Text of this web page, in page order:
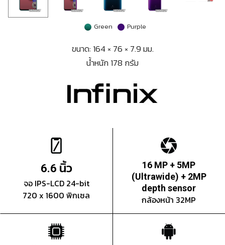
Green Purple
ขนาด: 164 × 76 × 7.9 มม.
น้ำหนัก 178 กรัม
6.6 นิ้ว
จอ IPS-LCD 24-bit
720 x 1600 พิกเซล
16 MP + 5MP
(Ultrawide) + 2MP
depth sensor
กล้องหน้า 32MP